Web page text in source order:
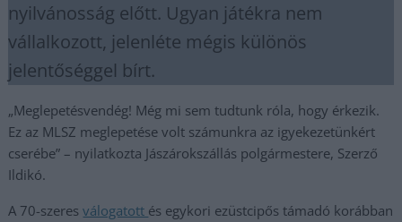
nyilvánosság előtt. Ugyan játékra nem
vállalkozott, jelenléte mégis különös
jelentőséggel bírt.
„Meglepetésvendég! Még mi sem tudtunk róla, hogy érkezik.
Ez az MLSZ meglepetése volt számunkra az igyekezetünkért
cserébe” – nyilatkozta Jászárokszállás polgármestere, Szerző
Ildikó.
A 70-szeresválogatott és egykori ezüstcipős támadó korábban